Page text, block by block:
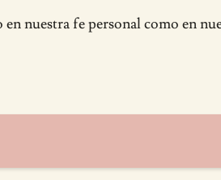
nuestra fe personal como en